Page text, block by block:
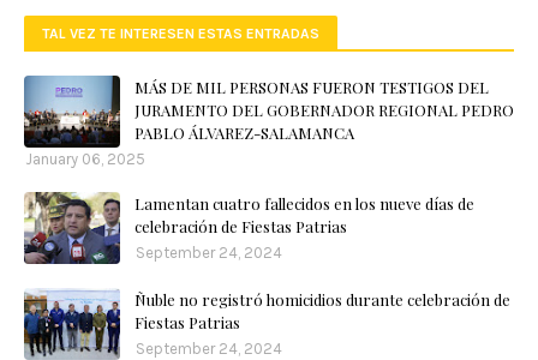
TAL VEZ TE INTERESEN ESTAS ENTRADAS
MÁS DE MIL PERSONAS FUERON TESTIGOS DEL
JURAMENTO DEL GOBERNADOR REGIONAL PEDRO
PABLO ÁLVAREZ-SALAMANCA
January 06, 2025
Lamentan cuatro fallecidos en los nueve días de
celebración de Fiestas Patrias
September 24, 2024
Ñuble no registró homicidios durante celebración de
Fiestas Patrias
September 24, 2024